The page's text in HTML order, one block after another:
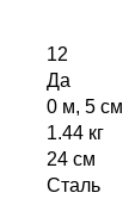
12
Да
0 м, 5 см
1.44 кг
24 см
Сталь